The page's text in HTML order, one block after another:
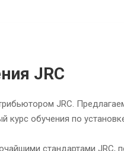
JRC
JRC.
курс обучения по
стандартами JRC,